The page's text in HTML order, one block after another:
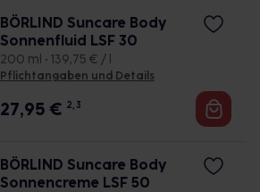
BÖRLIND Suncare Body
Sonnenfluid LSF 30
200 ml • 139,75 € / l
Pflichtangaben und Details
27,95 € 2, 3
BÖRLIND Suncare Body
Sonnencreme LSF 50